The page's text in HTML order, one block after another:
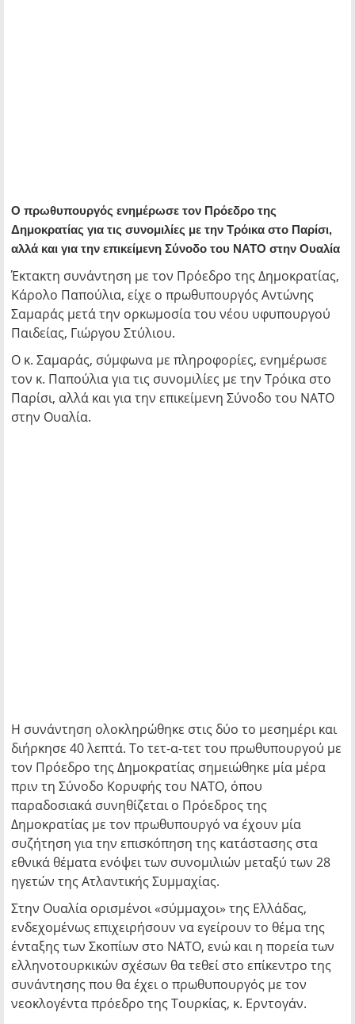
Ο πρωθυπουργός ενημέρωσε τον Πρόεδρο της
Δημοκρατίας για τις συνομιλίες με την Τρόικα στο Παρίσι,
αλλά και για την επικείμενη Σύνοδο του ΝΑΤΟ στην Ουαλία
Έκτακτη συνάντηση με τον Πρόεδρο της Δημοκρατίας,
Κάρολο Παπούλια, είχε ο πρωθυπουργός Αντώνης
Σαμαράς μετά την ορκωμοσία του νέου υφυπουργού
Παιδείας, Γιώργου Στύλιου.
Ο κ. Σαμαράς, σύμφωνα με πληροφορίες, ενημέρωσε
τον κ. Παπούλια για τις συνομιλίες με την Τρόικα στο
Παρίσι, αλλά και για την επικείμενη Σύνοδο του ΝΑΤΟ
στην Ουαλία.
Η συνάντηση ολοκληρώθηκε στις δύο το μεσημέρι και
διήρκησε 40 λεπτά. Το τετ-α-τετ του πρωθυπουργού με
τον Πρόεδρο της Δημοκρατίας σημειώθηκε μία μέρα
πριν τη Σύνοδο Κορυφής του ΝΑΤΟ, όπου
παραδοσιακά συνηθίζεται ο Πρόεδρος της
Δημοκρατίας με τον πρωθυπουργό να έχουν μία
συζήτηση για την επισκόπηση της κατάστασης στα
εθνικά θέματα ενόψει των συνομιλιών μεταξύ των 28
ηγετών της Ατλαντικής Συμμαχίας.
Στην Ουαλία ορισμένοι «σύμμαχοι» της Ελλάδας,
ενδεχομένως επιχειρήσουν να εγείρουν το θέμα της
ένταξης των Σκοπίων στο ΝΑΤΟ, ενώ και η πορεία των
ελληνοτουρκικών σχέσων θα τεθεί στο επίκεντρο της
συνάντησης που θα έχει ο πρωθυπουργός με τον
νεοκλογέντα πρόεδρο της Τουρκίας, κ. Ερντογάν.